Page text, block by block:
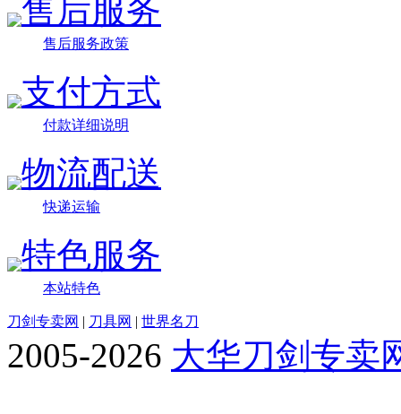
售后服务
售后服务政策
支付方式
付款详细说明
物流配送
快递运输
特色服务
本站特色
刀剑专卖网 | 刀具网 | 世界名刀
2005-2026 大华刀剑专卖